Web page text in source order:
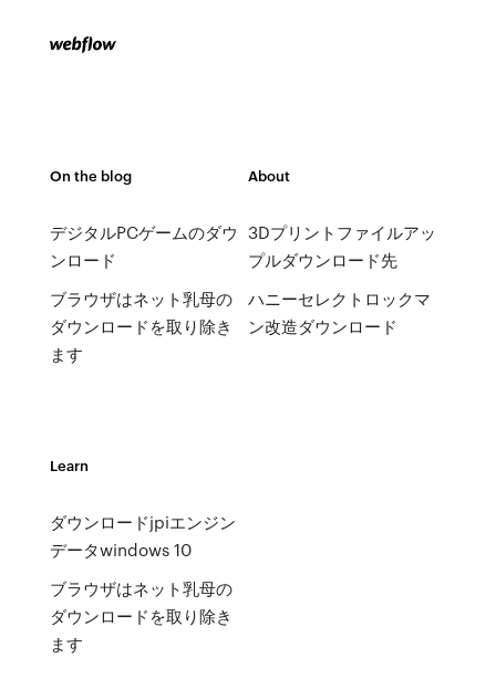
On the blog
デジタルPCゲームのダウ
ンロード
ブラウザはネット乳母の
ダウンロードを取り除き
ます
About
3Dプリントファイルアッ
プルダウンロード先
ハニーセレクトロックマ
ン改造ダウンロード
Learn
ダウンロードjpiエンジン
データwindows 10
ブラウザはネット乳母の
ダウンロードを取り除き
ます